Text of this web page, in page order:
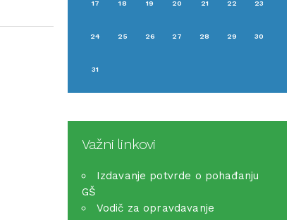
17 18 19 20 21 22 23
24 25 26 27 28 29 30
31
Važni linkovi
Izdavanje potvrde o pohađanju
GŠ
Vodič za opravdavanje